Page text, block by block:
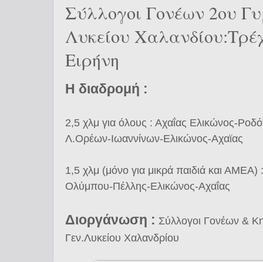
Σύλλογοι Γονέων 2ου
Λυκείου
Ειρήνη
Η διαδρομή :
2,5 χλμ για όλους : Αχαΐας Ελικώνος-
Λ.Ορέων-Ιωαννίνων-Ελικώνος-Αχαϊας
1,5 χλμ (μόνο για μικρά παιδιά και
Ολύμπου-Πέλλης-Ελικώνος-Αχαΐας
Διοργάνωση : Σύλλογοι Γονέων &
Γεν.Λυκείου Χαλανδρίου